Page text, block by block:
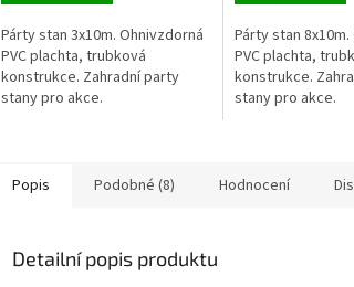
Párty stan 3x10m. Ohnivzdorná
PVC plachta, trubková
konstrukce. Zahradní party
stany pro akce.
Párty stan
PVC plachta,
konstrukce.
stany pro akce.
Popis Podobné (8) Hodnocení
Detailní popis produktu